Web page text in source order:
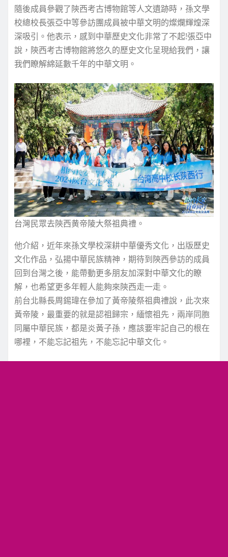
隨後成員參觀了陝西考古博物館等人文遺跡時，孫文學
校總校長張亞中等參訪團成員被中華文明的燦爛輝煌深
深吸引。他表示，感到中華歷史文化非常了不起!張亞中
說，陝西考古博物館將悠久的歷史文化呈現給我們，讓
我們瞭解綿延數千年的中華文明。
台灣民眾去陝西黄帝陵大祭祖典禮。
他介紹，近年來孫文學校深耕中華優秀文化，出版歷史
文化作品，弘揚中華民族精神，期待到陝西參訪的成員
回到台灣之後，能帶動更多朋友加深對中華文化的瞭
解，也希望更多年輕人能夠來陝西走一走。
前台北縣長周錫瑋在參加了黃帝陵祭祖典禮說，此次來
黃帝陵，最重要的就是認祖歸宗，緬懷祖先，兩岸同胞
同屬中華民族，都是炎黃子孫，應該要牢記自己的根在
哪裡，不能忘記祖先，不能忘記中華文化。